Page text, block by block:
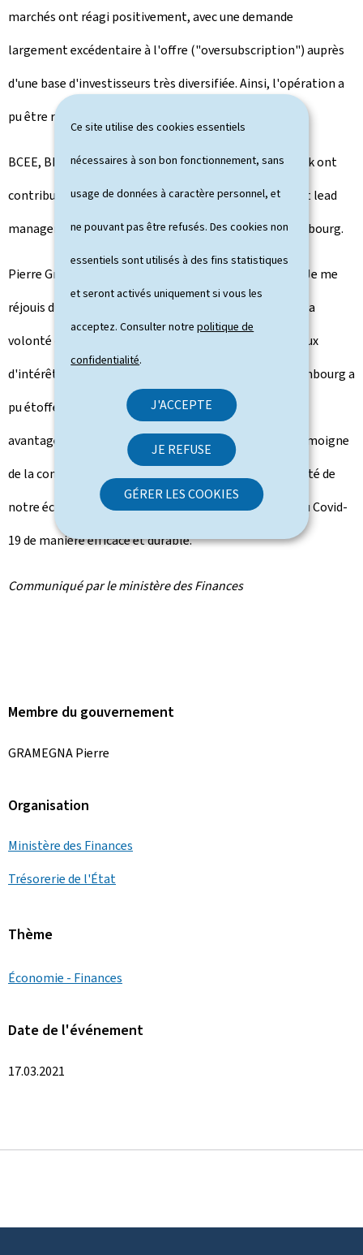
Ce site utilise des cookies essentiels
nécessaires à son bon fonctionnement, sans
usage de données à caractère personnel, et
ne pouvant pas être refusés. Des cookies non
essentiels sont utilisés à des fins statistiques
et seront activés uniquement si vous les
acceptez. Consulter notrepolitique de
confidentialité.
J'ACCEPTE
JE REFUSE
GÉRER LES COOKIES
marchés ont réagi positivement, avec une demande
largement excédentaire à l'offre ("oversubscription") auprès
d'une base d'investisseurs très diversifiée. Ainsi, l'opération a
pu être rapidement clôturée.
BCEE, BIL, BGL BNP Paribas, Barclays et Deutsche Bank ont
contribué à l'opération en tant que chefs de file ("joint lead
managers"). L'emprunt sera coté à la Bourse de Luxembourg.
Pierre Gramegna, ministre des Finances, commente: "Je me
réjouis du succès de cette opération, qui s'inscrit dans la
volonté de profiter au mieux du contexte actuel des taux
d'intérêt bas, voire négatifs. Grâce à son 'AAA', le Luxembourg a
pu étoffer son coussin de liquidité à des conditions
avantageuses. La demande largement excédentaire témoigne
de la confiance des investisseurs par rapport à la solidité de
notre économie et sa capacité de surmonter la crise du Covid-
19 de manière efficace et durable."
Communiqué par le ministère des Finances
Membre du gouvernement
GRAMEGNA Pierre
Organisation
Ministère des Finances
Trésorerie de l'État
Thème
Économie - Finances
Date de l'événement
17.03.2021